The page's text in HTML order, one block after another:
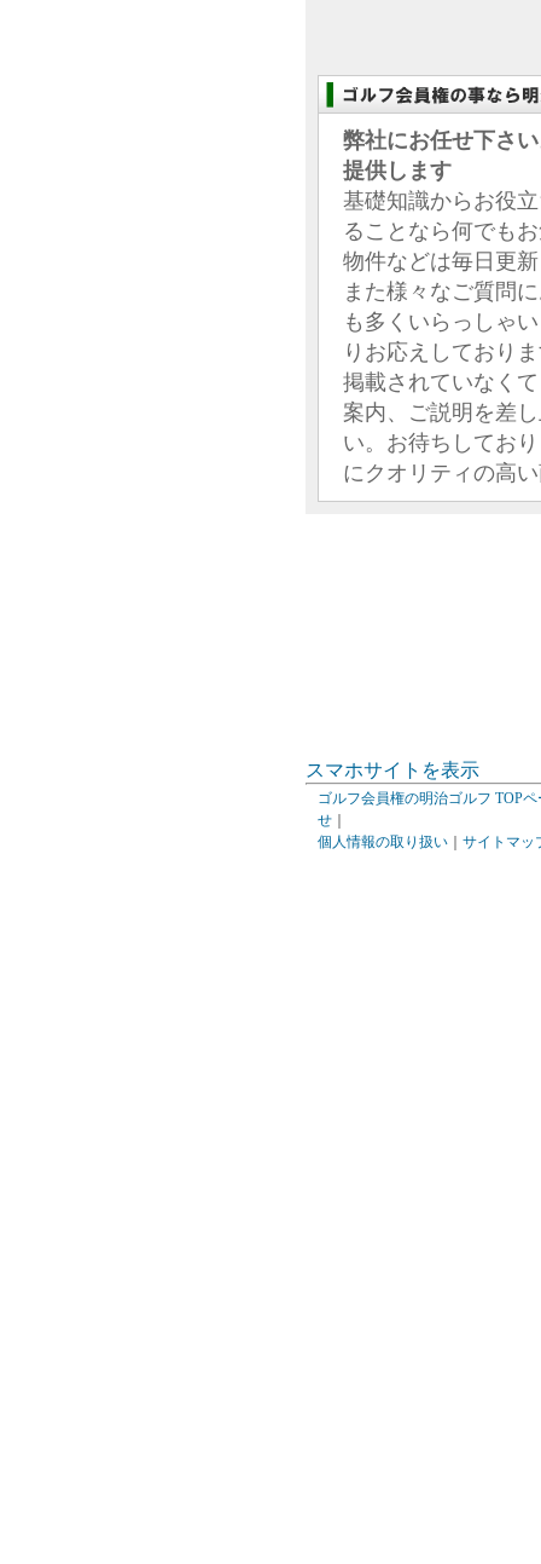
弊社にお任せ下さ
提供します
基礎知識からお役
ることなら何でも
物件などは毎日更
また様々なご質問
も多くいらっしゃ
りお応えしており
掲載されていなく
案内、ご説明を差
い。お待ちしてお
にクオリティの高
スマホサイトを表示
ゴルフ会員権の明治ゴルフ TOPペ
せ
個人情報の取り扱い
サイトマッ